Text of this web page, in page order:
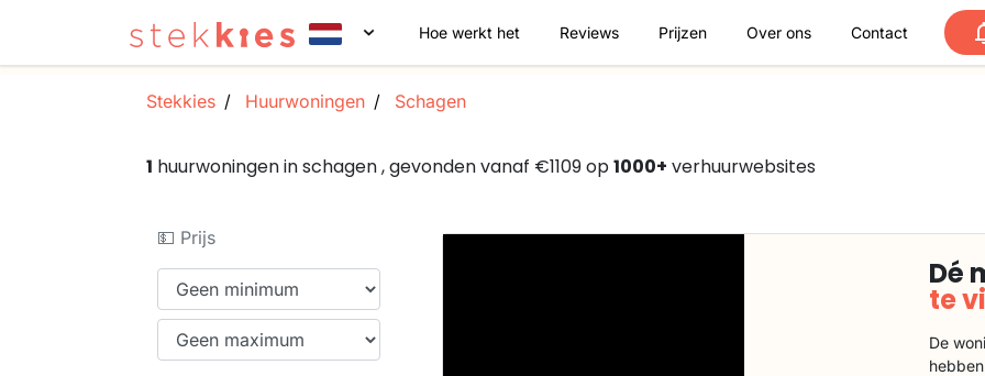
Hoe werkt het Reviews Prijzen Over ons Contact
Stekkies Huurwoningen Schagen
1 huurwoningen in schagen , gevonden vanaf €1109 op1000+ verhuurwebsites
💵 Prijs
Dé
te
De